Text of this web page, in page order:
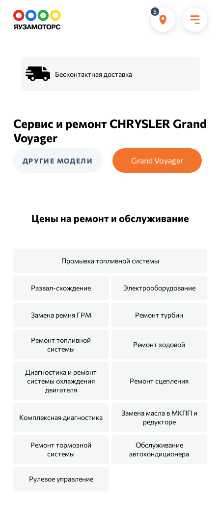
5
Бесконтактная доставка
Сервис и ремонт CHRYSLER Grand
Voyager
ДРУГИЕ МОДЕЛИ Grand Voyager
Цены на ремонт и обслуживание
Промывка топливной системы
Развал-схождение Электрооборудование
Замена ремня ГРМ Ремонт турбин
Ремонт топливной
системы
Ремонт ходовой
Диагностика и ремонт
системы охлаждения
двигателя
Ремонт сцепления
Комплексная диагностика
Замена масла в МКПП и
редукторе
Ремонт тормозной
системы
Обслуживание
автокондиционера
Рулевое управление